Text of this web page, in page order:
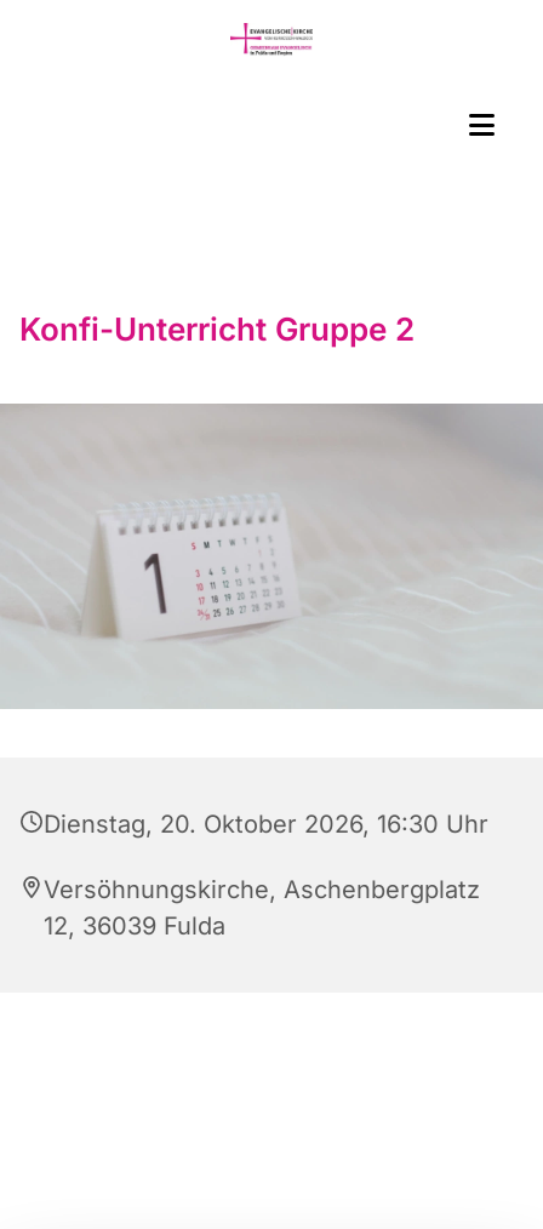
Konfi-Unterricht Gruppe 2
Dienstag, 20. Oktober 2026, 16:30 Uhr
Versöhnungskirche, Aschenbergplatz
12, 36039 Fulda